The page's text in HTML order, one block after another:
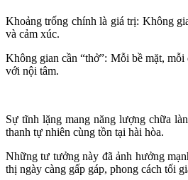
Khoảng trống chính là giá trị: Không
và cảm xúc.
Không gian cần “thở”: Mỗi bề mặt,
với nội tâm.
Sự tĩnh lặng mang năng lượng chữa
thanh tự nhiên cùng tồn tại hài hòa.
Những tư tưởng này đã ảnh hưởng
thị ngày càng gấp gáp, phong cách tối